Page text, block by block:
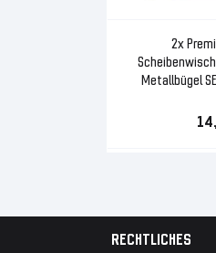
2x
Metallbügel
RECHTLICHES